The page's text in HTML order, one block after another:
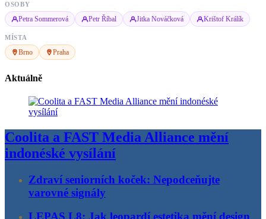
OSOBY
Petra Sommerová Petr Říbal Jitka Nováčková Krištof Králík
MÍSTA
Brno Praha
Aktuálně
Coolita a FAST Media Alliance mění
indonéské vysílání
Zdraví seniorních koček: Nepodceňujte
varovné signály